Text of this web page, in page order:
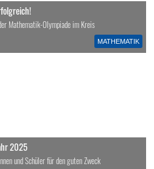
MATHEMATIK
Mathematik-Olympiade im Kreis
2025
und Schüler für den guten Zweck